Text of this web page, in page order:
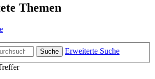
Themen
Suche
Erweiterte Suche